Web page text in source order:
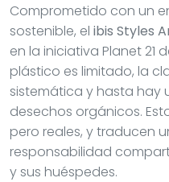
Comprometido con un
sostenible, el ibis Styles
en la iniciativa Planet 21
plástico es limitado, la
sistemática y hasta hay
desechos orgánicos.
pero reales, y traducen
responsabilidad
y sus huéspedes.